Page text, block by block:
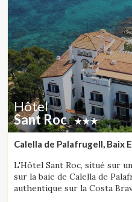
Hôtel
Sant Roc
Calella de Palafrugell, Baix
L'Hôtel Sant Roc, situé sur
sur la baie de Calella de
authentique sur la Costa